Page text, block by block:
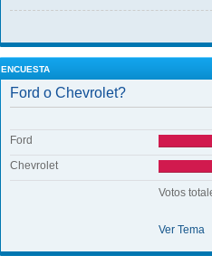
ENCUESTA
Ford o Chevrolet?
Ford
Chevrolet
Votos
Ver Tema